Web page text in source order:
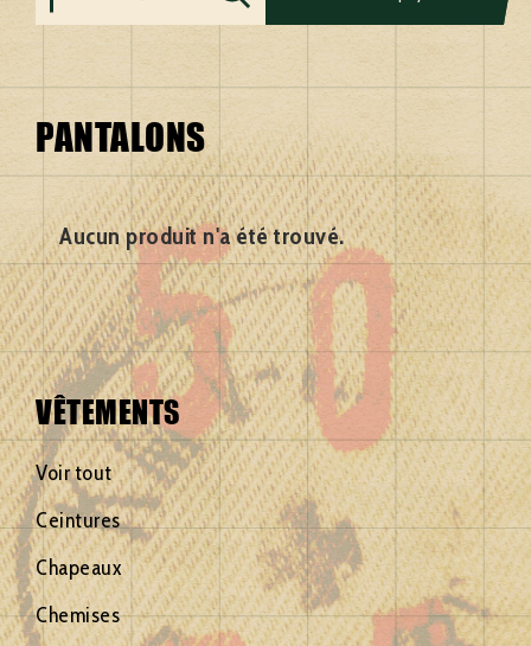
PANTALONS
Belgique
Bulgarie
Corée du
sud
Croatie
Danemark
Espagne
Etat-unis
Finlande
Hongrie
Italie
Norvège
Pologne
République
tchèque
Roumanie
Russie
Serbie
Slovaquie
Suède
Suisse
Canada
Portugal
Turquie
Voir tout
VÊTEMENTS
Voir tout
Ceintures
Chapeaux
Chemises
Aucun produit n'a été trouvé.